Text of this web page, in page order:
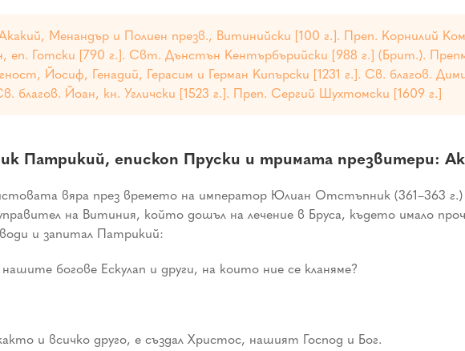
Менандър и Полиен презв., Витинийски [100 г.]. Преп. Корнилий
еп. Готски [790 г.]. Свт. Дънстън Кентърбърийски [988 г.] (Брит.).
Йосиф, Генадий, Герасим и Герман Кипърски [1231 г.]. Св. благов.
благов. Йоан, кн. Угличски [1523 г.]. Преп. Сергий Шухтомски [1609 г.]
Патрикий, епископ Пруски и тримата презвитери:
вяра през времето на император Юлиан Отстъпник (361–363
на Витиния, който дошъл на лечение в Бруса, където имало
и запитал Патрикий:
богове Ескулап и други, на които ние се кланяме?
и всичко друго, е създал Христос, нашият Господ и Бог.